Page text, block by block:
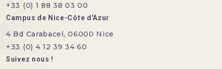
+33 (0) 1 88 38 03 00
Campus de Nice-Côte d'Azur
4 Bd Carabacel, 06000 Nice
+33 (0) 4 12 39 34 60
Suivez nous !